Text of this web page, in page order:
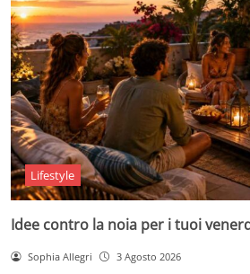
Lifestyle
Idee contro la noia per i tuoi
Sophia Allegri 3 Agosto 2026